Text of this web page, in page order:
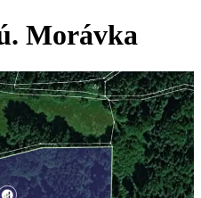
Morávka